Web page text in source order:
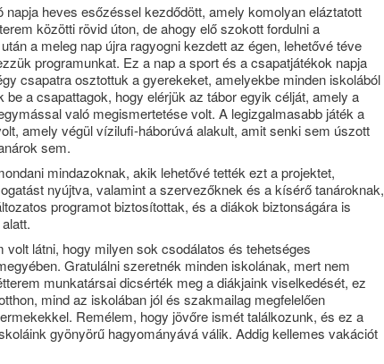
napja heves esőzéssel kezdődött, amely komolyan eláztatott
közötti rövid úton, de ahogy elő szokott fordulni a
a meleg nap újra ragyogni kezdett az égen, lehetővé téve
programunkat. Ez a nap a sport és a csapatjátékok napja
csapatra osztottuk a gyerekeket, amelyekbe minden iskolából
be a csapattagok, hogy elérjük az tábor egyik célját, amely a
való megismertetése volt. A legizgalmasabb játék a
amely végül vízilufi-háborúvá alakult, amit senki sem úszott
sem.
mindazoknak, akik lehetővé tették ezt a projektet,
nyújtva, valamint a szervezőknek és a kísérő tanároknak,
programot biztosítottak, és a diákok biztonságára is
volt látni, hogy milyen sok csodálatos és tehetséges
Gratulálni szeretnék minden iskolának, mert nem
munkatársai dicsérték meg a diákjaink viselkedését, ez
mind az iskolában jól és szakmailag megfelelően
Remélem, hogy jövőre ismét találkozunk, és ez a
gyönyörű hagyományává válik. Addig kellemes vakációt